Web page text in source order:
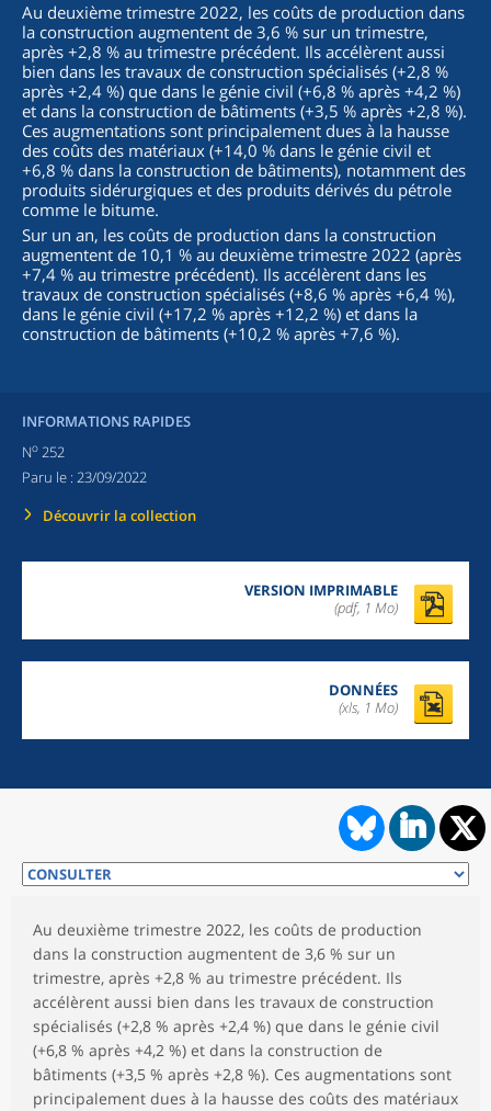
Au deuxième trimestre 2022, les coûts de production dans
la construction augmentent de 3,6 % sur un trimestre,
après +2,8 % au trimestre précédent. Ils accélèrent aussi
bien dans les travaux de construction spécialisés (+2,8 %
après +2,4 %) que dans le génie civil (+6,8 % après +4,2 %)
et dans la construction de bâtiments (+3,5 % après +2,8 %).
Ces augmentations sont principalement dues à la hausse
des coûts des matériaux (+14,0 % dans le génie civil et
+6,8 % dans la construction de bâtiments), notamment des
produits sidérurgiques et des produits dérivés du pétrole
comme le bitume.
Sur un an, les coûts de production dans la construction
augmentent de 10,1 % au deuxième trimestre 2022 (après
+7,4 % au trimestre précédent). Ils accélèrent dans les
travaux de construction spécialisés (+8,6 % après +6,4 %),
dans le génie civil (+17,2 % après +12,2 %) et dans la
construction de bâtiments (+10,2 % après +7,6 %).
INFORMATIONS RAPIDES
No 252
Paru le : 23/09/2022
Découvrir la collection
VERSION IMPRIMABLE
(pdf, 1 Mo)
DONNÉES
(xls, 1 Mo)
Au deuxième trimestre 2022, les coûts de production
dans la construction augmentent de 3,6 % sur un
trimestre, après +2,8 % au trimestre précédent. Ils
accélèrent aussi bien dans les travaux de construction
spécialisés (+2,8 % après +2,4 %) que dans le génie civil
(+6,8 % après +4,2 %) et dans la construction de
bâtiments (+3,5 % après +2,8 %). Ces augmentations sont
principalement dues à la hausse des coûts des matériaux